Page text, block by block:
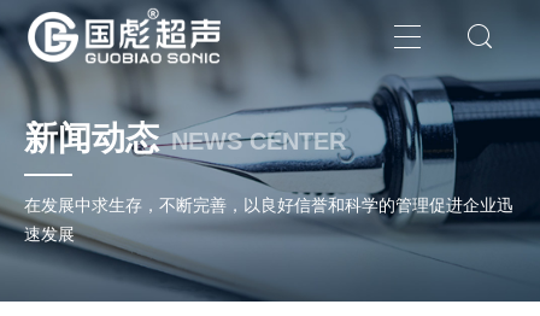
新闻动态 NEWS CENTER
在发展中求生存，不断完善，以良好信誉和科学的管理促进企业迅
速发展